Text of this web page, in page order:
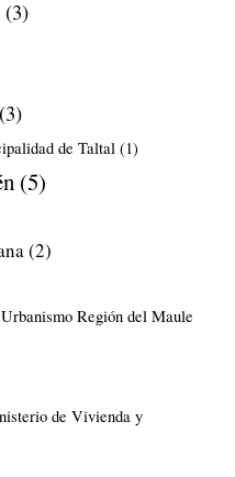
(3)
(3)
de Taltal (1)
(5)
(2)
Región del Maule
de Vivienda y